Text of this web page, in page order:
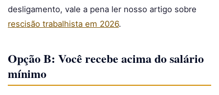
desligamento, vale a pena ler nosso artigo sobre
rescisão trabalhista em 2026.
Opção B: Você recebe acima do salário
mínimo